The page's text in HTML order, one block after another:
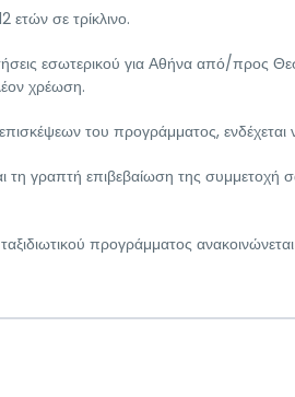
ετών σε τρίκλινο.
εσωτερικού για Αθήνα από/προς
χρέωση.
του προγράμματος, ενδέχεται
γραπτή επιβεβαίωση της συμμετοχή
προγράμματος